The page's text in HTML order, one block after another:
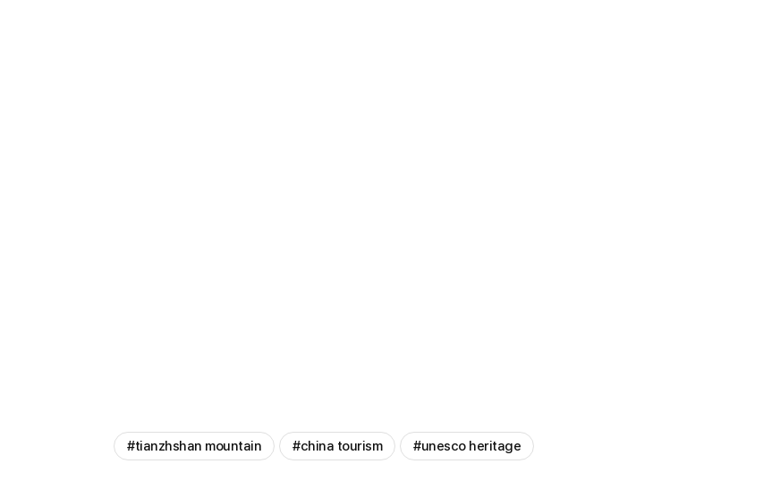
#tianzhshan mountain #china tourism #unesco heritage